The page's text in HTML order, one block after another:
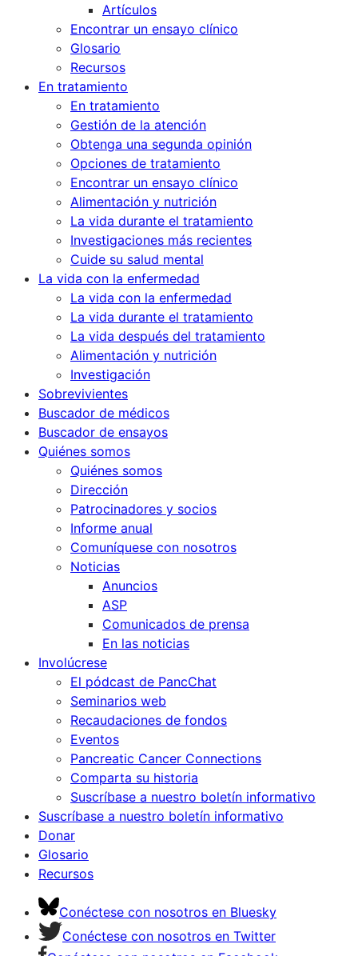
Artículos
Encontrar un ensayo clínico
Glosario
Recursos
En tratamiento
En tratamiento
Gestión de la atención
Obtenga una segunda opinión
Opciones de tratamiento
Encontrar un ensayo clínico
Alimentación y nutrición
La vida durante el tratamiento
Investigaciones más recientes
Cuide su salud mental
La vida con la enfermedad
La vida con la enfermedad
La vida durante el tratamiento
La vida después del tratamiento
Alimentación y nutrición
Investigación
Sobrevivientes
Buscador de médicos
Buscador de ensayos
Quiénes somos
Quiénes somos
Dirección
Patrocinadores y socios
Informe anual
Comuníquese con nosotros
Noticias
Anuncios
ASP
Comunicados de prensa
En las noticias
Involúcrese
El pódcast de PancChat
Seminarios web
Recaudaciones de fondos
Eventos
Pancreatic Cancer Connections
Comparta su historia
Suscríbase a nuestro boletín informativo
Suscríbase a nuestro boletín informativo
Donar
Glosario
Recursos
Conéctese con nosotros en Bluesky
Conéctese con nosotros en Twitter